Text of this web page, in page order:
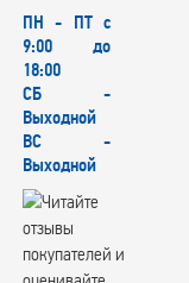
ПН - ПТ с
9:00 до
18:00
СБ -
Выходной
ВС -
Выходной